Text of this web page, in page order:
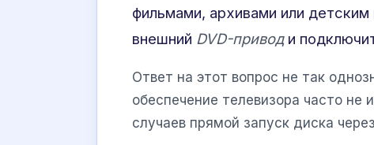
фильмами, архивами или
внешний DVD-приводи
Ответ на этот вопрос не так
обеспечение телевизора часто
случаев прямой запуск диска